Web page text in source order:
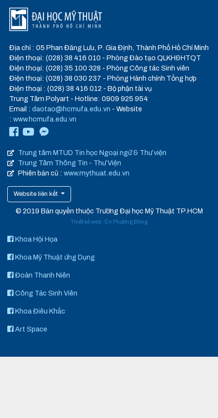
Địa chỉ : 05 Phan Đăng Lưu, P. Gia Định, Thành Phố Hồ Chí Minh
Điện thoại: (028) 38 416 010 - Phòng Đào tạo QLKH&HTQT
Điện thoại: (028) 35 100 328 - Phòng Công tác Sinh viên
Điện thoại: (028) 38 030 237 - Phòng Hành chính Tổng hợp
Điện thoại : (028) 38 416 012 - Bộ phận tài vụ
Trung Tâm Polyart - Hotline: 0909 925 954
Email : daotao@hcmufa.edu.vn - Website
: www.hcmufa.edu.vn
Trung tâm MTUD Tin học Ngoại ngữ & Thư viện
Trung Tâm Thông Tin - Thư Viện
Phiên bản cũ : www.mythuat.edu.vn
Website liên kết
© 2019 Bản quyền thuộc Trường Đại học Mỹ Thuật TP.HCM
Thiết kế web: Én Phương Đông
Khoa Hội Họa
Khoa Mỹ Thuật ứng Dụng
Đoàn Thanh Niên
Công Tác Sinh Viên
Khoa Điêu Khắc
Art Space